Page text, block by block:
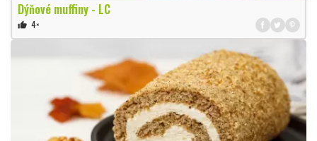
Dýňové muffiny - LC
thumb_up 4×